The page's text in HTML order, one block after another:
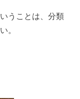
うことは、分類
。